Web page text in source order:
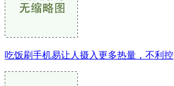
吃饭刷手机易让人摄入更多热量，不利控